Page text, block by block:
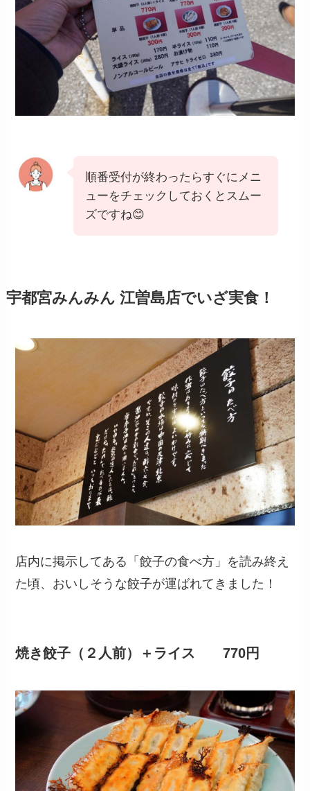
順番受付が終わったらすぐにメニ
ューをチェックしておくとスムー
ズですね😊
宇都宮みんみん 江曽島店でいざ実食！
店内に掲示してある「餃子の食べ方」を読み終え
た頃、おいしそうな餃子が運ばれてきました！
焼き餃子（２人前）＋ライス 770円